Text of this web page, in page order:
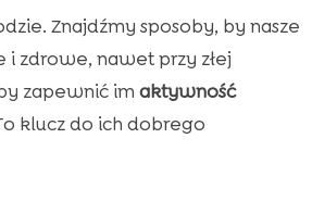
spaceru w domu jesień
z CricksyDog
powietrzu mimo jesieni
posiłków
Znajdźmy sposoby, by nasze
i zdrowe, nawet przy złej
zapewnić im aktywność
klucz do ich dobrego